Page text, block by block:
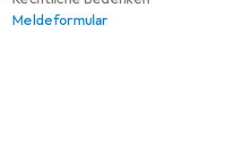
Meldeformular